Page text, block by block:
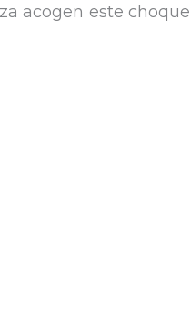
acogen este choque